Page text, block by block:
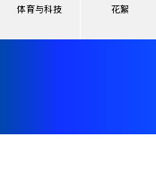
体育与科技 花絮